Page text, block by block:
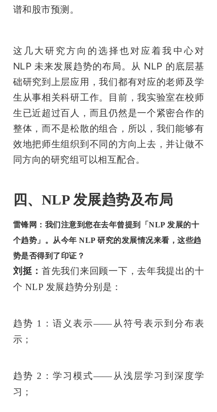
谱和股市预测。
这几大研究方向的选择也对应着我中心对
NLP 未来发展趋势的布局。从 NLP 的底层基
础研究到上层应用，我们都有对应的老师及学
生从事相关科研工作。目前，我实验室在校师
生已近超过百人，而且仍然是一个紧密合作的
整体，而不是松散的组合，所以，我们能够有
效地把师生组织到不同的方向上去，并让做不
同方向的研究组可以相互配合。
四、NLP 发展趋势及布局
雷锋网：我们注意到您在去年曾提到「NLP 发展的十
个趋势」。从今年 NLP 研究的发展情况来看，这些趋
势是否得到了印证？
刘挺：首先我们来回顾一下，去年我提出的十
个 NLP 发展趋势分别是：
趋势 1：语义表示——从符号表示到分布表
示；
趋势 2：学习模式——从浅层学习到深度学
习；